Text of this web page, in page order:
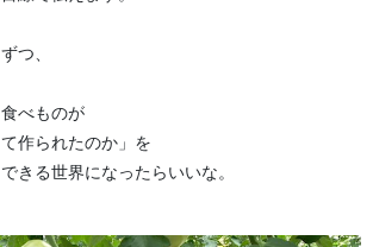
つ、
べものが
作られたのか」を
きる世界になったらいいな。